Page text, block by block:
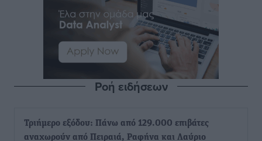
Ροή ειδήσεων
Τριήμερο εξόδου: Πάνω από 129.000 επιβάτες
αναχωρούν από Πειραιά, Ραφήνα και Λαύριο